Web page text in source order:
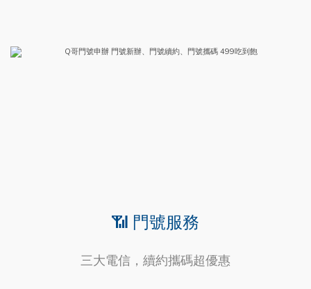
📶 門號服務
三大電信，續約攜碼超優惠